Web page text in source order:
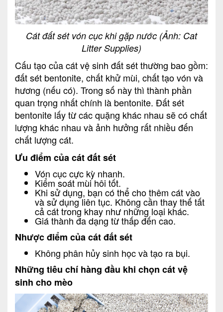
Cát đất sét vón cục khi gặp nước (Ảnh: Cat
Litter Supplies)
Cấu tạo của cát vệ sinh đất sét thường bao gồm:
đất sét bentonite, chất khử mùi, chất tạo vón và
hương (nếu có). Trong số này thì thành phần
quan trọng nhất chính là bentonite. Đất sét
bentonite lấy từ các quặng khác nhau sẽ có chất
lượng khác nhau và ảnh hưởng rất nhiều đến
chất lượng cát.
Ưu điểm của cát đất sét
Vón cục cực kỳ nhanh.
Kiểm soát mùi hôi tốt.
Khi sử dụng, bạn có thể cho thêm cát vào
và sử dụng liên tục. Không cần thay thế tất
cả cát trong khay như những loại khác.
Giá thành đa dạng từ thấp đến cao.
Nhược điểm của cát đất sét
Không phân hủy sinh học và tạo ra bụi.
Những tiêu chí hàng đầu khi chọn cát vệ
sinh cho mèo